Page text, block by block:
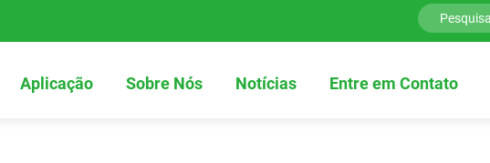
Aplicação Sobre Nós Notícias Entre em Contato